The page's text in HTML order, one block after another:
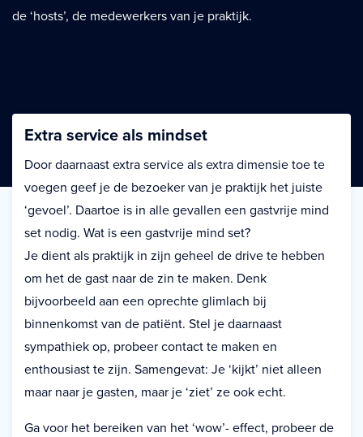
de ‘hosts’, de medewerkers van je praktijk.
Extra service als mindset
Door daarnaast extra service als extra dimensie toe te
voegen geef je de bezoeker van je praktijk het juiste
‘gevoel’. Daartoe is in alle gevallen een gastvrije mind
set nodig. Wat is een gastvrije mind set?
Je dient als praktijk in zijn geheel de drive te hebben
om het de gast naar de zin te maken. Denk
bijvoorbeeld aan een oprechte glimlach bij
binnenkomst van de patiënt. Stel je daarnaast
sympathiek op, probeer contact te maken en
enthousiast te zijn. Samengevat: Je ‘kijkt’ niet alleen
maar naar je gasten, maar je ‘ziet’ ze ook echt.
Ga voor het bereiken van het ‘wow’- effect, probeer de